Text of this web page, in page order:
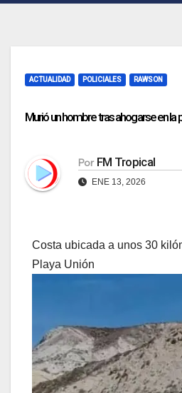
ACTUALIDAD POLICIALES RAWSON
Murió un hombre tras ahogarse en la
Por FM Tropical
ENE 13, 2026
Costa ubicada a unos 30
Playa Unión